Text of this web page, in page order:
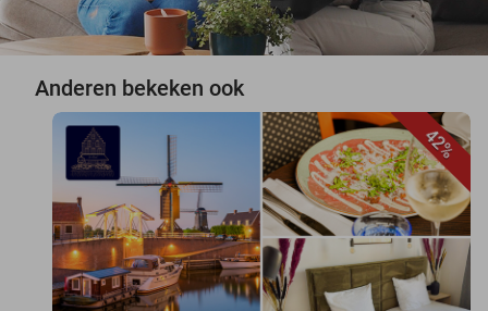
Anderen bekeken ook
42%